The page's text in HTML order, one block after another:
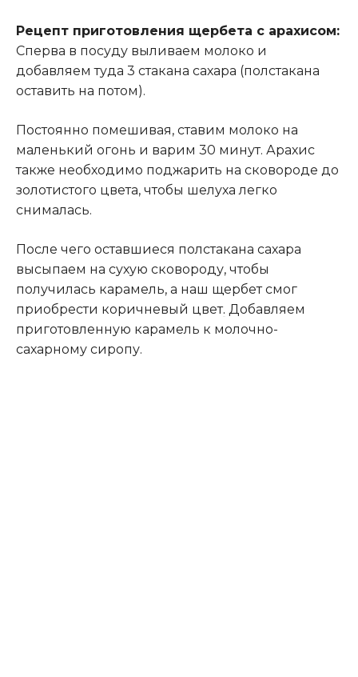
Рецепт приготовления щербета с арахисом:
Сперва в посуду выливаем молоко и
добавляем туда 3 стакана сахара (полстакана
оставить на потом).
Постоянно помешивая, ставим молоко на
маленький огонь и варим 30 минут. Арахис
также необходимо поджарить на сковороде до
золотистого цвета, чтобы шелуха легко
снималась.
После чего оставшиеся полстакана сахара
высыпаем на сухую сковороду, чтобы
получилась карамель, а наш щербет смог
приобрести коричневый цвет. Добавляем
приготовленную карамель к молочно-
сахарному сиропу.